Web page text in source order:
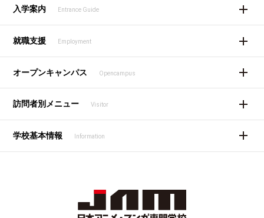
入学案内 Entrance Guide
就職支援 Employment
オープンキャンパス Opencampus
訪問者別メニュー Visitor
学校基本情報 Information